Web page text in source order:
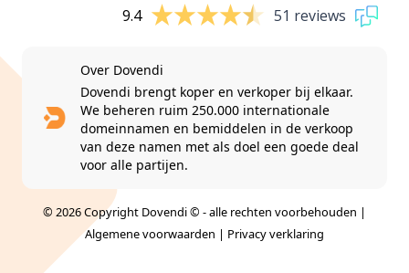
9.4 51 reviews
Over Dovendi
Dovendi brengt koper en verkoper bij elkaar.
We beheren ruim 250.000 internationale
domeinnamen en bemiddelen in de verkoop
van deze namen met als doel een goede deal
voor alle partijen.
© 2026 Copyright Dovendi © - alle rechten voorbehouden |
Algemene voorwaarden | Privacy verklaring